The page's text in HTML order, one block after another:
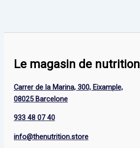
Le magasin de nutrition
Carrer de la Marina, 300, Eixample,
08025 Barcelone
933 48 07 40
info@thenutrition.store